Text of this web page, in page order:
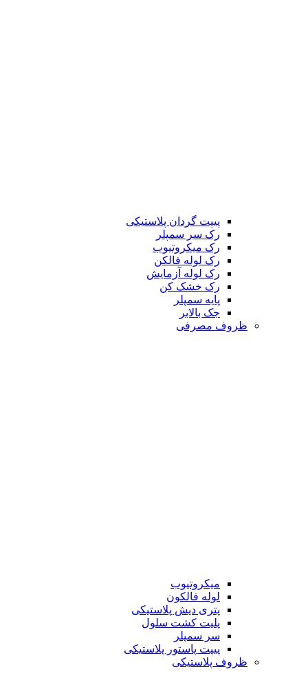
پیپت گردان پلاستیکی
رک سر سمپلر
رک میکروتیوب
رک لوله فالکن
رک لوله آزمایش
رک خشک کن
پایه سمپلر
جک بالابر
ظروف مصرفی
میکروتیوب
لوله فالکون
پتری دیش پلاستیکی
پلیت کشت سلول
سر سمپلر
پیپت پاستور پلاستیکی
ظروف پلاستیکی